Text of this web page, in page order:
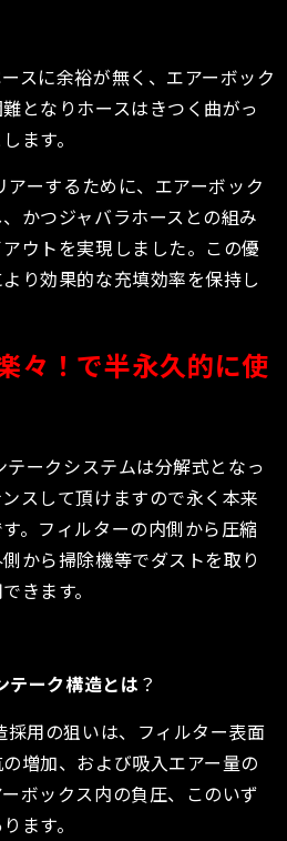
スに余裕が無く、エアーボック
となりホースはきつく曲がっ
ます。
ーするために、エアーボック
かつジャバラホースとの組み
ウトを実現しました。この優
り効果的な充填効率を保持し
々！で半永久的に使
ークシステムは分解式となっ
スして頂けますので永く本来
。フィルターの内側から圧縮
から掃除機等でダストを取り
きます。
テーク構造とは ？
用の狙いは、フィルター表面
増加、および吸入エアー量の
ボックス内の負圧、このいず
ます。